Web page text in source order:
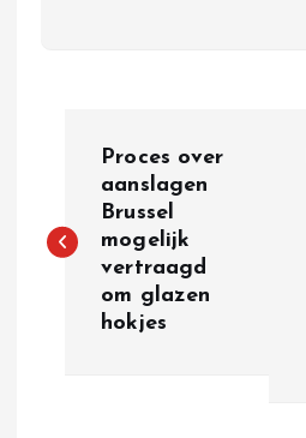
s
Proces over
aanslagen
Brussel
mogelijk
vertraagd
om glazen
hokjes